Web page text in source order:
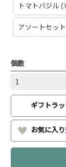
トマトバジル (
アソートセッ
個数
ギフトラ
お気に入